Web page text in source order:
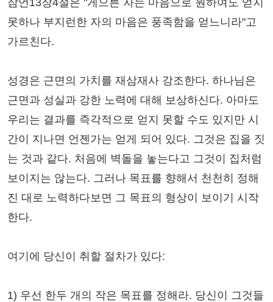
못하나 부지런한 자의 마음은 풍족함을 얻느니라"고
가르친다.
성경은 근면의 가치를 재삼재사 강조한다. 하나님은
근면과 성실과 강한 노력에 대해 보상하신다. 아마도
우리는 결과를 즉각적으로 얻지 못할 수도 있지만 시
간이 지나면 언젠가는 얻게 되어 있다. 그것은 집을 짓
는 것과 같다. 처음에 벽돌을 놓는다고 그것이 집처럼
보이지는 않는다. 그러나 목표를 향해서 천천히 정해
진 대로 노력하다보면 그 목표의 형상이 보이기 시작
한다.
여기에 당신이 취할 절차가 있다:
1) 우선 한두 개의 작은 목표를 정해라. 당신이 그것들